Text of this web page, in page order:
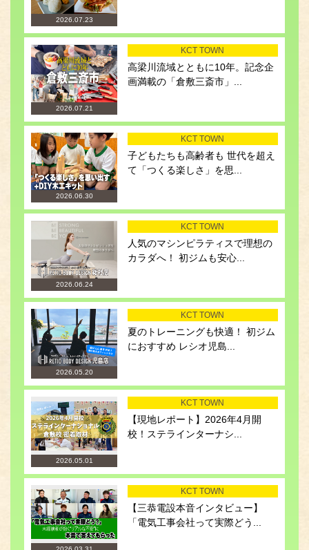
2026.07.23
2026.07.21
KCT TOWN
高梁川流域とともに10年。記念企
画満載の「倉敷三斎市」...
2026.06.30
KCT TOWN
子どもたちも高齢者も 世代を超え
て「つくる楽しさ」を思...
2026.06.24
KCT TOWN
人気のマシンピラティスで理想の
カラダへ！ 初ジムも安心...
2026.05.20
KCT TOWN
夏のトレーニングも快適！ 初ジム
におすすめ レシオ児島...
2026.05.01
KCT TOWN
【現地レポート】2026年4月開
校！ステラインターナシ...
KCT TOWN
【三恭電設本音インタビュー】
「電気工事会社って実際どう...